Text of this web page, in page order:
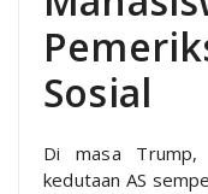
Sosial
Di masa Trump,
kedutaan AS